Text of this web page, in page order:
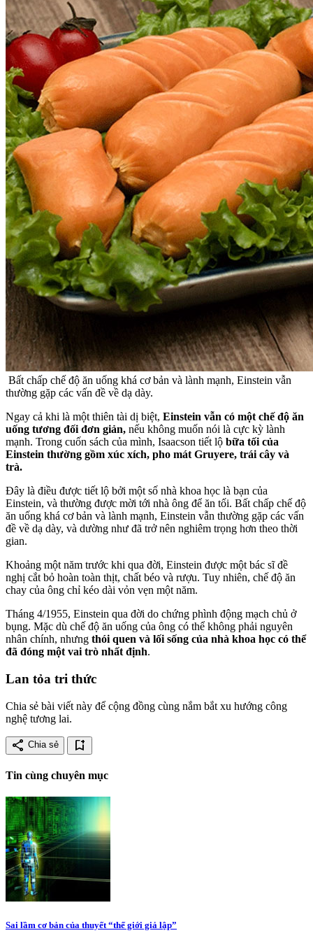
Bất chấp chế độ ăn uống khá cơ bản và lành mạnh, Einstein vẫn
thường gặp các vấn đề về dạ dày.
Ngay cả khi là một thiên tài dị biệt, Einstein vẫn có một chế độ ăn
uống tương đối đơn giản, nếu không muốn nói là cực kỳ lành
mạnh. Trong cuốn sách của mình, Isaacson tiết lộ bữa tối của
Einstein thường gồm xúc xích, pho mát Gruyere, trái cây và
trà.
Đây là điều được tiết lộ bởi một số nhà khoa học là bạn của
Einstein, và thường được mời tới nhà ông để ăn tối. Bất chấp chế độ
ăn uống khá cơ bản và lành mạnh, Einstein vẫn thường gặp các vấn
đề về dạ dày, và dường như đã trở nên nghiêm trọng hơn theo thời
gian.
Khoảng một năm trước khi qua đời, Einstein được một bác sĩ đề
nghị cắt bỏ hoàn toàn thịt, chất béo và rượu. Tuy nhiên, chế độ ăn
chay của ông chỉ kéo dài vỏn vẹn một năm.
Tháng 4/1955, Einstein qua đời do chứng phình động mạch chủ ở
bụng. Mặc dù chế độ ăn uống của ông có thể không phải nguyên
nhân chính, nhưng thói quen và lối sống của nhà khoa học có thể
đã đóng một vai trò nhất định.
Lan tỏa tri thức
Chia sẻ bài viết này để cộng đồng cùng nắm bắt xu hướng công
nghệ tương lai.
share Chia sẻ bookmark_add
Tin cùng chuyên mục
Sai lầm cơ bản của thuyết “thế giới giả lập”